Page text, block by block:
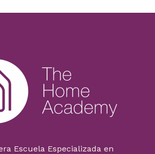
Escuela Especializada en